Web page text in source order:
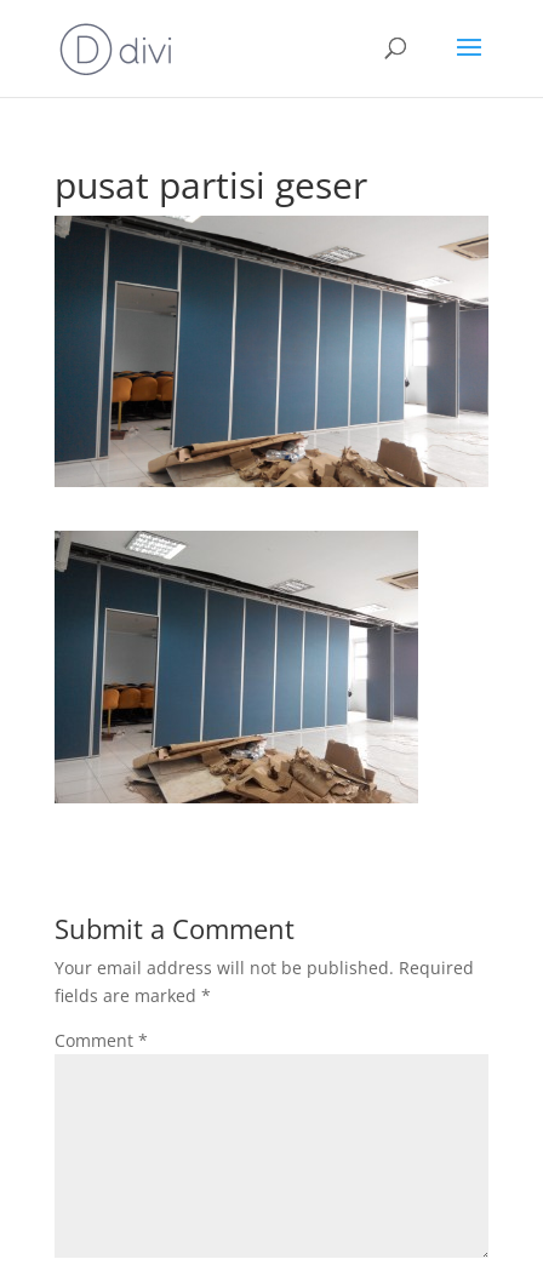
pusat partisi geser
Submit a Comment
Your email address will not be published. Required
fields are marked *
Comment *